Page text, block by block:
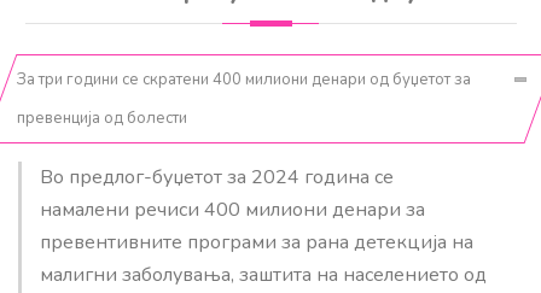
За три години се скратени 400 милиони денари од буџетот за
превенција од болести
Во предлог-буџетот за 2024 година се
намалени речиси 400 милиони денари за
превентивните програми за рана детекција на
малигни заболувања, заштита на населението од